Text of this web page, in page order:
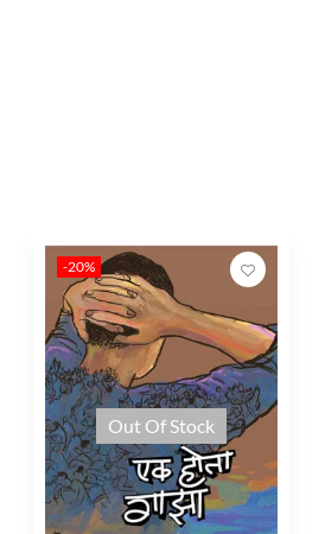
-20%
Out Of Stock